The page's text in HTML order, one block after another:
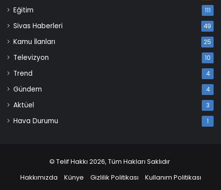
Eğitim 111
Sivas Haberleri 49
Kamu İlanları 25
Televizyon 10
Trend 4
Gündem 4
Aktüel 3
Hava Durumu 1
© Telif Hakkı 2026, Tüm Hakları Saklıdır
Hakkımızda
Künye Gizlilik Politikası
Kullanım Politikası